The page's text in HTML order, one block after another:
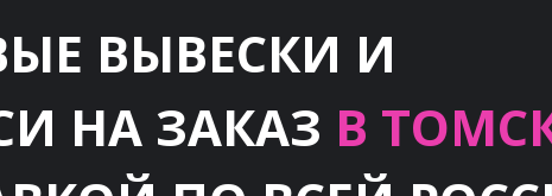
ВЫВЕСКИ И
НА ЗАКАЗ В